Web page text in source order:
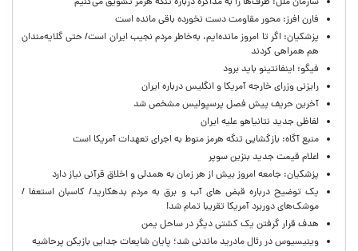
فارن افرز: محور مقاومت دست نخورده باقی مانده است
پزشکیان: اگر تا امروز مانده‌ایم، به‌خاطر مردم نجیب ایران است/ حتی گلایه‌مندان
هم همراهی کردند
فیگو: اینفانتینو باید برود
رایزنی وزرای خارجه آمریکا و انگلیس درباره ایران
آخرین حریف پیش فصل پرسپولیس مشخص شد
لفاظی جدید نتانیاهو علیه ایران
منبع آگاه: بازگشایی تنگه هرمز منوط به اجرای تعهدات آمریکا است
اعلام قیمت جدید بنزین سوپر
پزشکیان: جامعه امروز بیش از هر زمان به همدلی و اخلاق قرآنی نیاز دارد
یک توضیح درباره قبض های آب و برق به مردم بدهکارید/ کاسبان استعفا /
موشک‌های دوربرد آمریکا تقریبا تمام شد!
هدف قرار گرفتن یک کشتی دیگر در ساحل یمن
وینیسیوس در رئال مادرید ماندنی شد؛ پایان شایعات جدایی بازیکن پرحاشیه